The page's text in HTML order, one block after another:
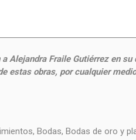
Alejandra Fraile Gutiérrez en
estas obras, por cualquier
Bodas, Bodas de oro y